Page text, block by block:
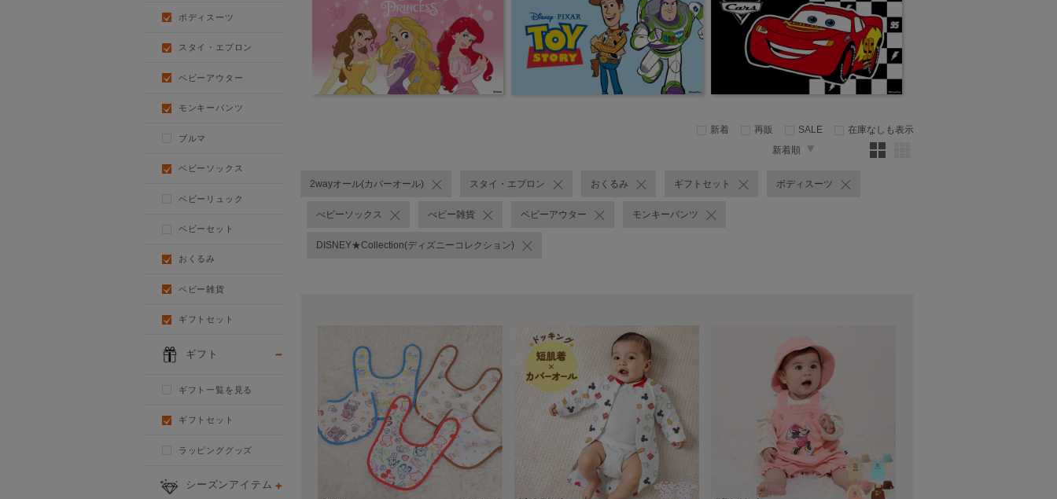
新着 再販 SALE
在庫なしも表示
新着順
2wayオール(カバーオール) スタイ・エプロン おくるみ ギフトセット ボディスーツ
べビーソックス べビー雑貨 ベビーアウター モンキーパンツ
DISNEY★Collection(ディズニーコレクション)
ボディスーツ
スタイ・エプロン
ベビーアウター
モンキーパンツ
ブルマ
ベビーソックス
ベビーリュック
ベビーセット
おくるみ
ベビー雑貨
ギフトセット
ギフト
ギフト一覧を見る
ギフトセット
ラッピンググッズ
シーズンアイテム